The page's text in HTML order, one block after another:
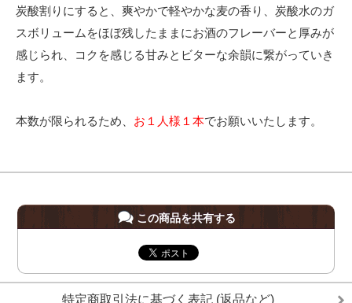
炭酸割りにすると、爽やかで軽やかな麦の香り、炭酸水のガ
スボリュームをほぼ残したままにお酒のフレーバーと厚みが
感じられ、コクを感じる甘みとビターな余韻に繋がっていき
ます。
本数が限られるため、 お１人様１本でお願いいたします。
この商品を共有する
特定商取引法に基づく表記 (返品など)